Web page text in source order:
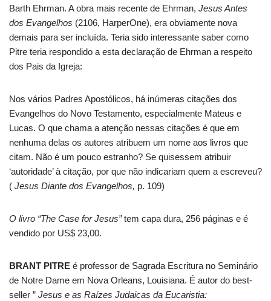
Barth Ehrman. A obra mais recente de Ehrman, Jesus Antes
dos Evangelhos (2106, HarperOne), era obviamente nova
demais para ser incluída. Teria sido interessante saber como
Pitre teria respondido a esta declaração de Ehrman a respeito
dos Pais da Igreja:
Nos vários Padres Apostólicos, há inúmeras citações dos
Evangelhos do Novo Testamento, especialmente Mateus e
Lucas. O que chama a atenção nessas citações é que em
nenhuma delas os autores atribuem um nome aos livros que
citam. Não é um pouco estranho? Se quisessem atribuir
‘autoridade’ à citação, por que não indicariam quem a escreveu?
( Jesus Diante dos Evangelhos, p. 109)
O livro “The Case for Jesus”tem capa dura, 256 páginas e é
vendido por US$ 23,00.
BRANT PITRE é professor de Sagrada Escritura no Seminário
de Notre Dame em Nova Orleans, Louisiana. É autor do best-
seller ” Jesus e as Raízes Judaicas da Eucaristia: